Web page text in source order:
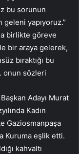
bu sorunun
geleni yapıyoruz.”
birlikte göreve
bir araya gelerek,
bıraktığı bu
onun sözleri
Adayı Murat
Kadın
Gaziosmanpaşa
Kuruma eşlik etti.
kahvaltı